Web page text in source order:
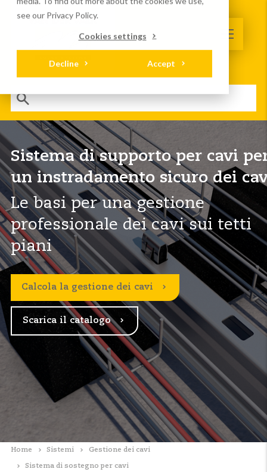
see our Privacy Policy.
Cookies settings
Accept
Decline
Sistema di supporto per cavi
un instradamento sicuro dei
Le basi per una gestione
professionale dei cavi sui tetti
piani
Calcola la gestione dei cavi
Scarica il catalogo
Home Sistemi Gestione dei cavi
Sistema di sostegno per cavi